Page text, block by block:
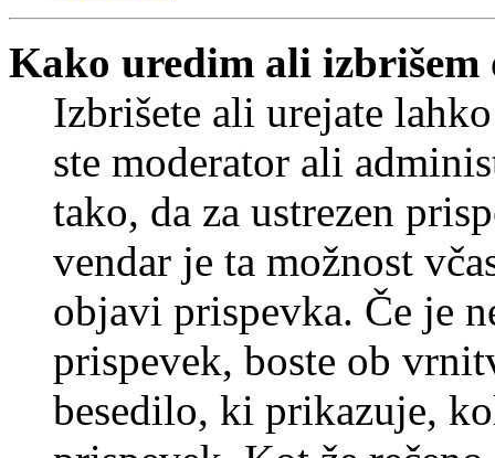
Kako uredim ali izbrišem
Izbrišete ali urejate
ste moderator ali
tako, da za ustrezen
vendar je ta možnost
objavi prispevka. Če je
prispevek, boste ob
besedilo, ki prikazuje,